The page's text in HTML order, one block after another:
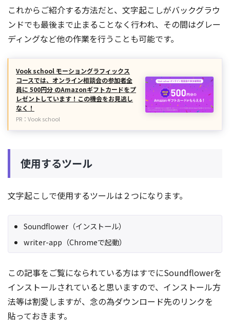
これからご紹介する方法だと、文字起こしがバックグラウ
ンドでも最後まで止まることなく行われ、その間はグレー
ディングなど他の作業を行うことも可能です。
Vook school モーショングラフィックス
コースでは、オンライン相談会の参加者全
員に 500円分 のAmazonギフトカードをプ
レゼントしています！この機会をお見逃し
なく！
PR：Vook school
使用するツール
文字起こしで使用するツールは２つになります。
Soundflower（インストール）
writer-app（Chromeで起動）
この記事をご覧になられている方はすでにSoundflowerを
インストールされていると思いますので、インストール方
法等は割愛しますが、念の為ダウンロード先のリンクを
貼っておきます。